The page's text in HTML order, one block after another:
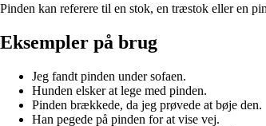
Pinden kan referere til en stok, en træstok eller en
Eksempler på brug
Jeg fandt pinden under sofaen.
Hunden elsker at lege med pinden.
Pinden brækkede, da jeg prøvede at bøje den.
Han pegede på pinden for at vise vej.